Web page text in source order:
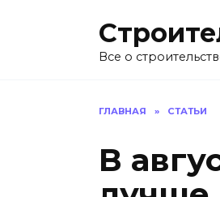
Все о
ГЛАВНАЯ » СТАТЬИ
В